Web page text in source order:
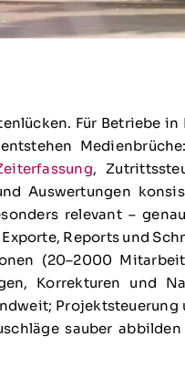
Für Betriebe
,
Auswertungen
relevant –
Reports und
(20–2000
Korrekturen und
Projektsteuerung
sauber